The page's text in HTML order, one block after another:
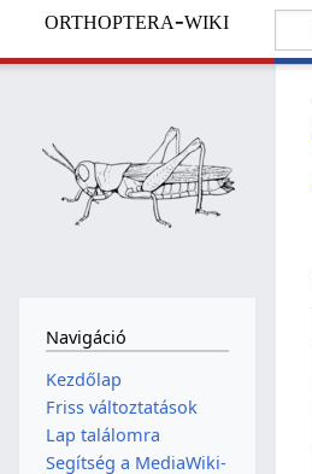
orthoptera-wiki
Navigáció
Kezdőlap
Friss változtatások
Lap találomra
Segítség a MediaWiki-